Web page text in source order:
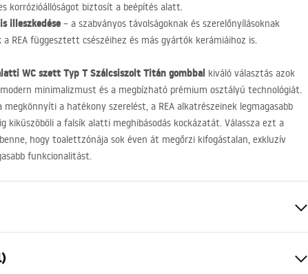
korrózióállóságot biztosít a beépítés alatt.
illeszkedése – a szabványos távolságoknak és szerelőnyílásoknak
a REA függesztett csészéihez és más gyártók kerámiáihoz is.
WC szett Typ T Szálcsiszolt Titán gombbal kiváló választás azok
minimalizmust és a megbízható prémium osztályú technológiát.
a hatékony szerelést, a REA alkatrészeinek legmagasabb
kiküszöböli a falsík alatti meghibásodás kockázatát. Válassza ezt a
hogy toalettzónája sok éven át megőrzi kifogástalan, exkluzív
funkcionalitást.